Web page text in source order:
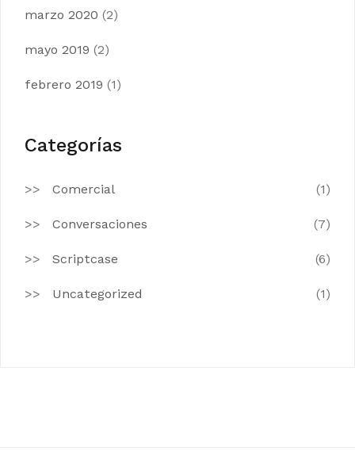
marzo 2020 (2)
mayo 2019 (2)
febrero 2019 (1)
Categorías
Comercial (1)
Conversaciones (7)
Scriptcase (6)
Uncategorized (1)